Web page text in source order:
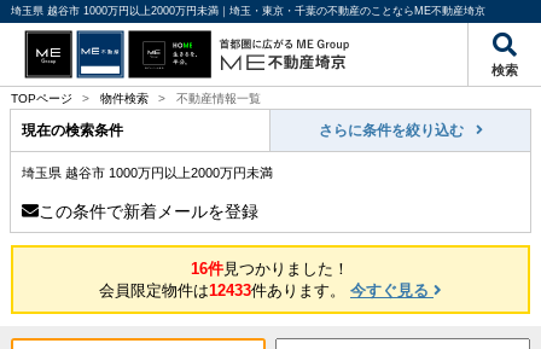
埼玉県 越谷市 1000万円以上2000万円未満｜埼玉・東京・千葉の不動産のことならME不動産埼京
検索
TOPページ > 物件検索 > 不動産情報一覧
現在の検索条件 さらに条件を絞り込む
埼玉県 越谷市 1000万円以上2000万円未満
この条件で新着メールを登録
16件見つかりました！
会員限定物件は12433件あります。 今すぐ見る